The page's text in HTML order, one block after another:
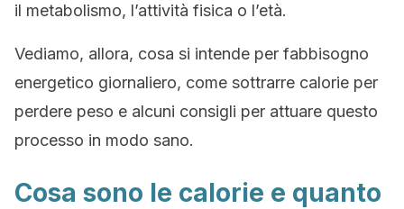
il metabolismo, l’attività fisica o l’età.
Vediamo, allora, cosa si intende per fabbisogno
energetico giornaliero, come sottrarre calorie per
perdere peso e alcuni consigli per attuare questo
processo in modo sano.
Cosa sono le calorie e quanto